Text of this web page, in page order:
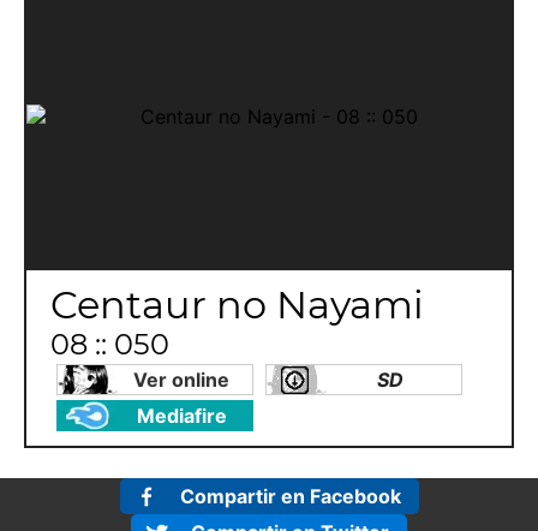
Centaur no Nayami
08 :: 050
Ver online
SD
Mediafire
Compartir en Facebook